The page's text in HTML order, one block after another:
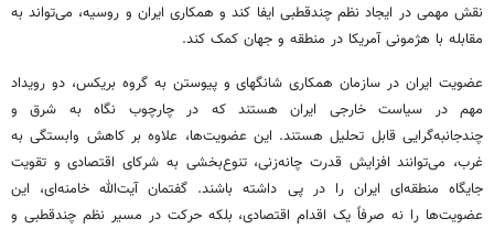
نقش مهمی در ایجاد نظم چندقطبی ایفا کند و همکاری ایران و روسیه، می‌تواند به
مقابله با هژمونی آمریکا در منطقه و جهان کمک کند.
عضویت ایران در سازمان همکاری شانگهای و پیوستن به گروه بریکس، دو رویداد
مهم در سیاست خارجی ایران هستند که در چارچوب نگاه به شرق و
چندجانبه‌گرایی قابل تحلیل هستند. این عضویت‌ها، علاوه بر کاهش وابستگی به
غرب، می‌توانند افزایش قدرت چانه‌زنی، تنوع‌بخشی به شرکای اقتصادی و تقویت
جایگاه منطقه‌ای ایران را در پی داشته باشند. گفتمان آیت‌الله خامنه‌ای، این
عضویت‌ها را نه صرفاً یک اقدام اقتصادی، بلکه حرکت در مسیر نظم چندقطبی و